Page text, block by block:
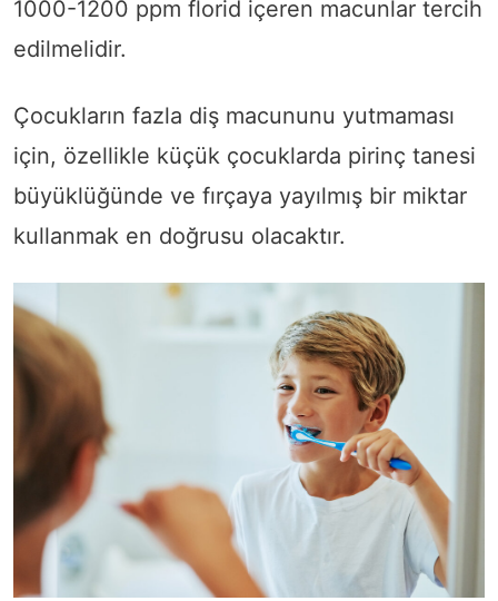
1000-1200 ppm florid içeren macunlar tercih
edilmelidir.
Çocukların fazla diş macununu yutmaması
için, özellikle küçük çocuklarda pirinç tanesi
büyüklüğünde ve fırçaya yayılmış bir miktar
kullanmak en doğrusu olacaktır.